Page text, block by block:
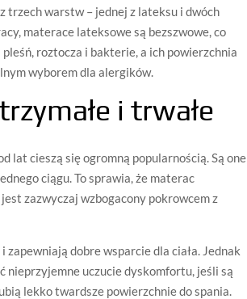
trzech warstw – jednej z lateksu i dwóch
materace lateksowe są bezszwowe, co
roztocza i bakterie, a ich powierzchnia
wyborem dla alergików.
i trwałe
lat cieszą się ogromną popularnością. Są one
ciągu. To sprawia, że materac
zazwyczaj wzbogacony pokrowcem z
dobre wsparcie dla ciała. Jednak
nieprzyjemne uczucie dyskomfortu, jeśli są
lekko twardsze powierzchnie do spania.